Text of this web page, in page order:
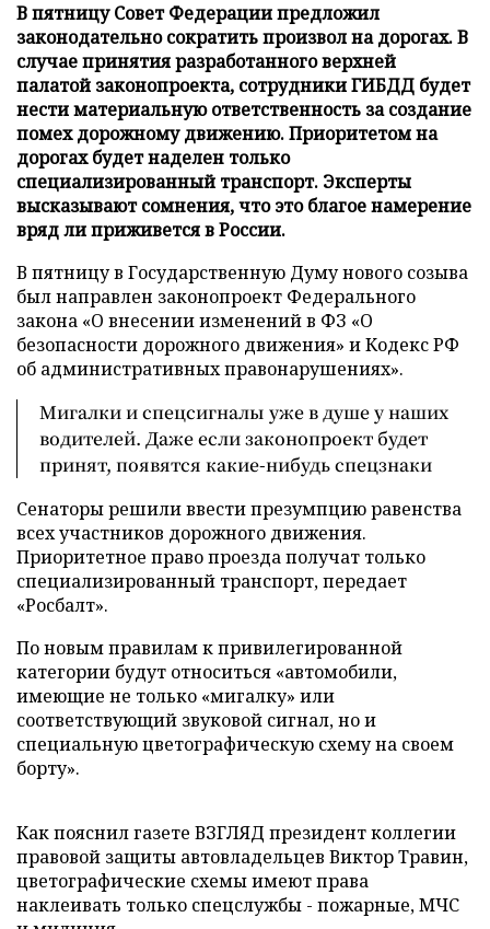
В пятницу Совет Федерации предложил
законодательно сократить произвол на дорогах. В
случае принятия разработанного верхней
палатой законопроекта, сотрудники ГИБДД будет
нести материальную ответственность за создание
помех дорожному движению. Приоритетом на
дорогах будет наделен только
специализированный транспорт. Эксперты
высказывают сомнения, что это благое намерение
вряд ли приживется в России.
В пятницу в Государственную Думу нового созыва
был направлен законопроект Федерального
закона «О внесении изменений в ФЗ «О
безопасности дорожного движения» и Кодекс РФ
об административных правонарушениях».
Мигалки и спецсигналы уже в душе у наших
водителей. Даже если законопроект будет
принят, появятся какие-нибудь спецзнаки
Сенаторы решили ввести презумпцию равенства
всех участников дорожного движения.
Приоритетное право проезда получат только
специализированный транспорт, передает
«Росбалт».
По новым правилам к привилегированной
категории будут относиться «автомобили,
имеющие не только «мигалку» или
соответствующий звуковой сигнал, но и
специальную цветографическую схему на своем
борту».
Как пояснил газете ВЗГЛЯД президент коллегии
правовой защиты автовладельцев Виктор Травин,
цветографические схемы имеют права
наклеивать только спецслужбы - пожарные, МЧС